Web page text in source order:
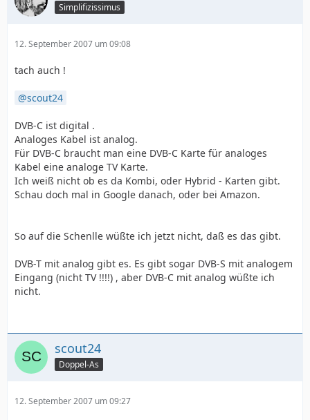
Simplifizissimus
12. September 2007 um 09:08
tach auch !
scout24
DVB-C ist digital .
Analoges Kabel ist analog.
Für DVB-C braucht man eine DVB-C Karte für analoges
Kabel eine analoge TV Karte.
Ich weiß nicht ob es da Kombi, oder Hybrid - Karten gibt.
Schau doch mal in Google danach, oder bei Amazon.
So auf die Schenlle wüßte ich jetzt nicht, daß es das gibt.
DVB-T mit analog gibt es. Es gibt sogar DVB-S mit analogem
Eingang (nicht TV !!!!) , aber DVB-C mit analog wüßte ich
nicht.
scout24
Doppel-As
12. September 2007 um 09:27